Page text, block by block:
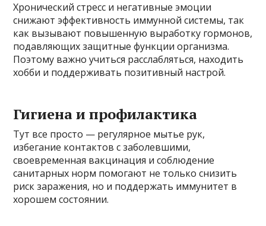
Хронический стресс и негативные эмоции
снижают эффективность иммунной системы, так
как вызывают повышенную выработку гормонов,
подавляющих защитные функции организма.
Поэтому важно учиться расслабляться, находить
хобби и поддерживать позитивный настрой.
Гигиена и профилактика
Тут все просто — регулярное мытье рук,
избегание контактов с заболевшими,
своевременная вакцинация и соблюдение
санитарных норм помогают не только снизить
риск заражения, но и поддержать иммунитет в
хорошем состоянии.